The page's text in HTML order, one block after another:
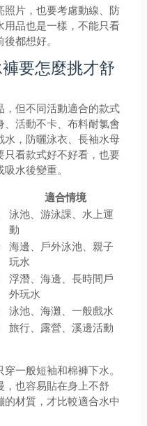
照片，也要考慮動線、防
品也是一樣，不能只看
都想好。
要怎麼挑才舒
但不同活動適合的款式
活動不卡、布料耐氯會
水，防曬泳衣、長袖水母
看款式好不好看，也要
水後變重。
適合情境
泳池、游泳課、水上運
動
海邊、戶外泳池、親子
玩水
浮潛、海邊、長時間戶
外玩水
泳池、海灘、一般戲水
旅行、露營、溪邊活動
一般短袖和棉褲下水。
也容易貼在身上不舒
材質，才比較適合水中